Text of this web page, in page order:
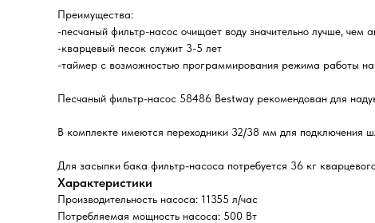
Преимущества:
-песчаный фильтр-насос очищает воду значительно лучше, чем
-кварцевый песок служит 3-5 лет
-таймер с возможностью программирования режима работы
Песчаный фильтр-насос 58486 Bestway рекомендован для
В комплекте имеются переходники 32/38 мм для
Для засыпки бака фильтр-насоса потребуется 36 кг
Характеристики
Производительность насоса: 11355 л/час
Потребляемая мощность насоса: 500 Вт